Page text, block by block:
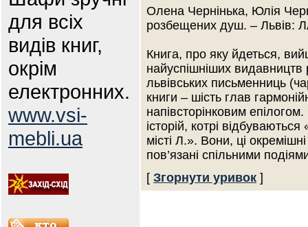
для всіх
видів книг,
окрім
електронних.
www.vsi-
mebli.ua
Олена Чернінька, Юлія
розбещених душ. – Львів:
Книга, про яку йдеться,
найуспішніших
львівських письменниць
книги – шість глав
напівсторінковим
історій, котрі
місті Л.». Вони, ці
пов’язані спільними
[ Згорнути уривок ]